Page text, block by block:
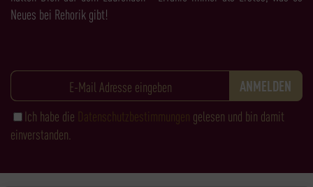
Neues bei Rehorik gibt!
Ich habe die Datenschutzbestimmungen gelesen und bin damit
einverstanden.